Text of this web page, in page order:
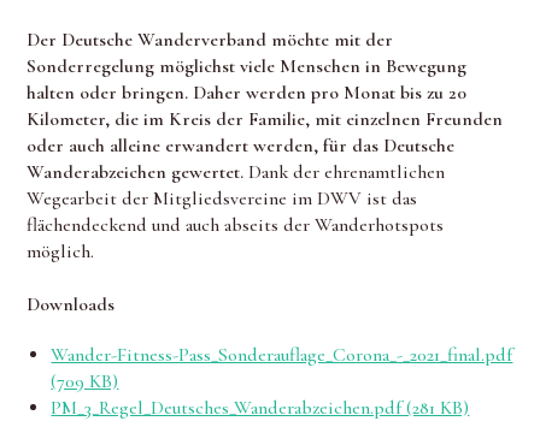
Der Deutsche Wanderverband möchte mit der
Sonderregelung möglichst viele Menschen in Bewegung
halten oder bringen. Daher werden pro Monat bis zu 20
Kilometer, die im Kreis der Familie, mit einzelnen Freunden
oder auch alleine erwandert werden, für das Deutsche
Wanderabzeichen gewertet.Dank der ehrenamtlichen
Wegearbeit der Mitgliedsvereine im DWV ist das
flächendeckend und auch abseits der Wanderhotspots
möglich.
Downloads
Wander-Fitness-Pass_Sonderauflage_Corona_-_2021_final.pdf
(709 KB)
PM_3_Regel_Deutsches_Wanderabzeichen.pdf (281 KB)